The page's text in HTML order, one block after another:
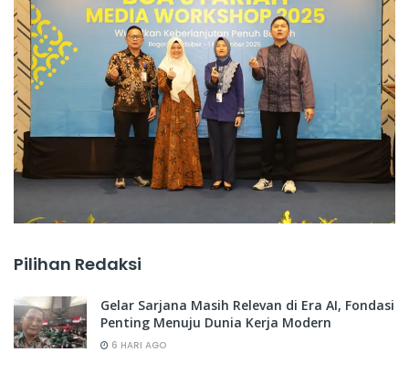
Pilihan Redaksi
Gelar Sarjana Masih Relevan di Era AI, Fondasi
Penting Menuju Dunia Kerja Modern
6 HARI AGO